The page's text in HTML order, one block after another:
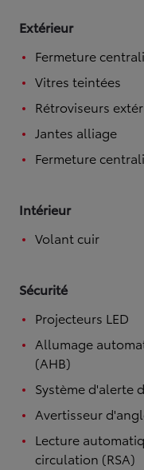
Extérieur
Fermeture
Vitres teintées
Rétroviseurs
Jantes alliage
Fermeture
Intérieur
Volant cuir
Sécurité
Projecteurs LED
Allumage
(AHB)
Système d'alerte
Avertisseur
Lecture
circulation (RSA)